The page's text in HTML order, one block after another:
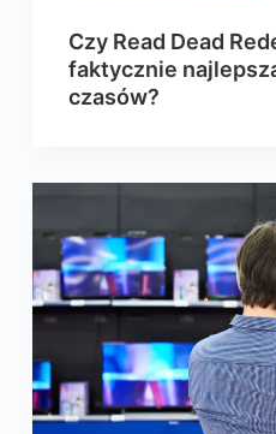
Czy Read Dead
faktycznie
czasów?